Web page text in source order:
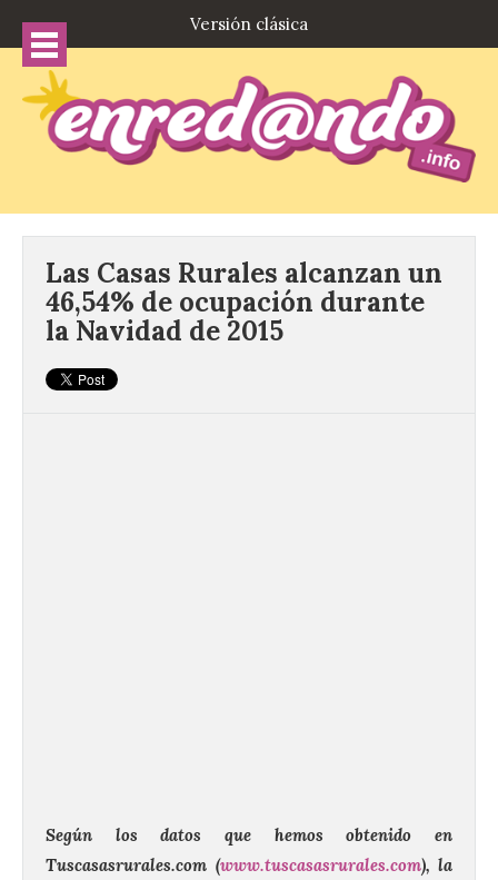
Versión clásica
Las Casas Rurales alcanzan un
46,54% de ocupación durante
la Navidad de 2015
Según los datos que hemos obtenido en
Tuscasasrurales.com (www.tuscasasrurales.com), la